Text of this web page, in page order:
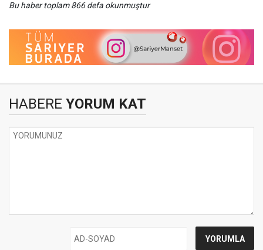
Bu haber toplam 866 defa okunmuştur
HABERE YORUM KAT